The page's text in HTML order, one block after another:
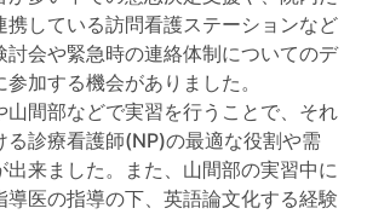
携している訪問看護ステーションなど
討会や緊急時の連絡体制についてのデ
加する機会がありました。
間部などで実習を行うことで、それ
る診療看護師(NP)の最適な役割や需
出来ました。また、山間部の実習中に
導医の指導の下、英語論文化する経験